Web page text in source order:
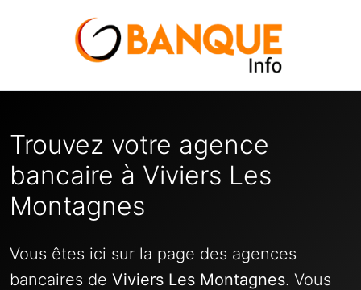
Trouvez votre agence
bancaire à Viviers Les
Montagnes
Vous êtes ici sur la page des agences
bancaires de Viviers Les Montagnes. Vous